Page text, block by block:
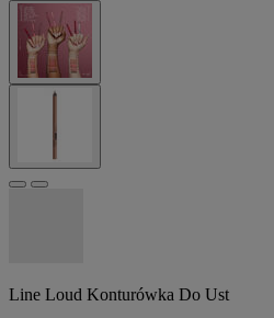
Line Loud Konturówka Do Ust